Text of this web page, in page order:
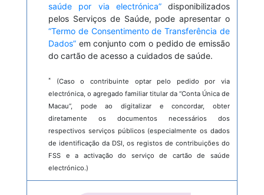
saúde por via electrónica”disponibilizados
pelos Serviços de Saúde, pode apresentar o
“Termo de Consentimento de Transferência de
Dados” em conjunto com o pedido de emissão
do cartão de acesso a cuidados de saúde.
*
(Caso o contribuinte optar pelo pedido por via
electrónica, o agregado familiar titular da “Conta Única de
Macau”, pode ao digitalizar e concordar, obter
diretamente os documentos necessários dos
respectivos serviços públicos (especialmente os dados
de identificação da DSI, os registos de contribuições do
FSS e a activação do serviço de cartão de saúde
electrónico.)